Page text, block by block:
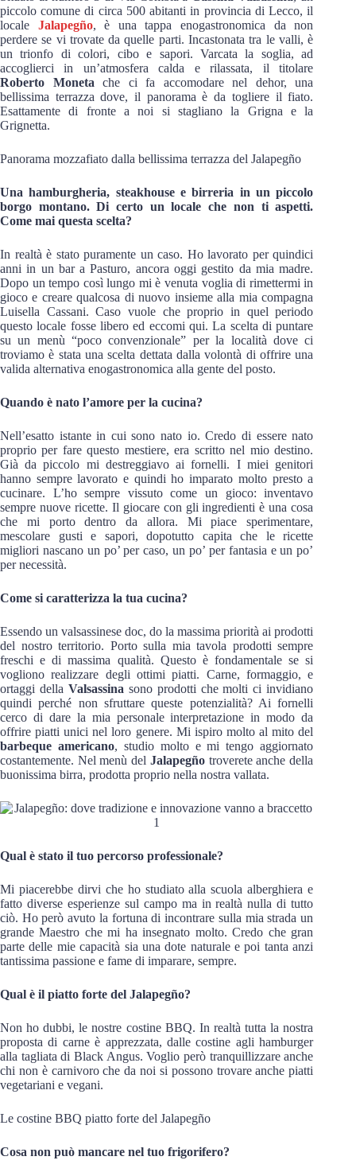
piccolo comune di circa 500 abitanti in provincia di Lecco, il
locale Jalapegño, è una tappa enogastronomica da non
perdere se vi trovate da quelle parti. Incastonata tra le valli, è
un trionfo di colori, cibo e sapori. Varcata la soglia, ad
accoglierci in un’atmosfera calda e rilassata, il titolare
Roberto Moneta che ci fa accomodare nel dehor, una
bellissima terrazza dove, il panorama è da togliere il fiato.
Esattamente di fronte a noi si stagliano la Grigna e la
Grignetta.
Panorama mozzafiato dalla bellissima terrazza del Jalapegño
Una hamburgheria, steakhouse e birreria in un piccolo
borgo montano. Di certo un locale che non ti aspetti.
Come mai questa scelta?
In realtà è stato puramente un caso. Ho lavorato per quindici
anni in un bar a Pasturo, ancora oggi gestito da mia madre.
Dopo un tempo così lungo mi è venuta voglia di rimettermi in
gioco e creare qualcosa di nuovo insieme alla mia compagna
Luisella Cassani. Caso vuole che proprio in quel periodo
questo locale fosse libero ed eccomi qui. La scelta di puntare
su un menù “poco convenzionale” per la località dove ci
troviamo è stata una scelta dettata dalla volontà di offrire una
valida alternativa enogastronomica alla gente del posto.
Quando è nato l’amore per la cucina?
Nell’esatto istante in cui sono nato io. Credo di essere nato
proprio per fare questo mestiere, era scritto nel mio destino.
Già da piccolo mi destreggiavo ai fornelli. I miei genitori
hanno sempre lavorato e quindi ho imparato molto presto a
cucinare. L’ho sempre vissuto come un gioco: inventavo
sempre nuove ricette. Il giocare con gli ingredienti è una cosa
che mi porto dentro da allora. Mi piace sperimentare,
mescolare gusti e sapori, dopotutto capita che le ricette
migliori nascano un po’ per caso, un po’ per fantasia e un po’
per necessità.
Come si caratterizza la tua cucina?
Essendo un valsassinese doc, do la massima priorità ai prodotti
del nostro territorio. Porto sulla mia tavola prodotti sempre
freschi e di massima qualità. Questo è fondamentale se si
vogliono realizzare degli ottimi piatti. Carne, formaggio, e
ortaggi della Valsassina sono prodotti che molti ci invidiano
quindi perché non sfruttare queste potenzialità? Ai fornelli
cerco di dare la mia personale interpretazione in modo da
offrire piatti unici nel loro genere. Mi ispiro molto al mito del
barbeque americano, studio molto e mi tengo aggiornato
costantemente. Nel menù del Jalapegño troverete anche della
buonissima birra, prodotta proprio nella nostra vallata.
Qual è stato il tuo percorso professionale?
Mi piacerebbe dirvi che ho studiato alla scuola alberghiera e
fatto diverse esperienze sul campo ma in realtà nulla di tutto
ciò. Ho però avuto la fortuna di incontrare sulla mia strada un
grande Maestro che mi ha insegnato molto. Credo che gran
parte delle mie capacità sia una dote naturale e poi tanta anzi
tantissima passione e fame di imparare, sempre.
Qual è il piatto forte del Jalapegño?
Non ho dubbi, le nostre costine BBQ. In realtà tutta la nostra
proposta di carne è apprezzata, dalle costine agli hamburger
alla tagliata di Black Angus. Voglio però tranquillizzare anche
chi non è carnivoro che da noi si possono trovare anche piatti
vegetariani e vegani.
Le costine BBQ piatto forte del Jalapegño
Cosa non può mancare nel tuo frigorifero?